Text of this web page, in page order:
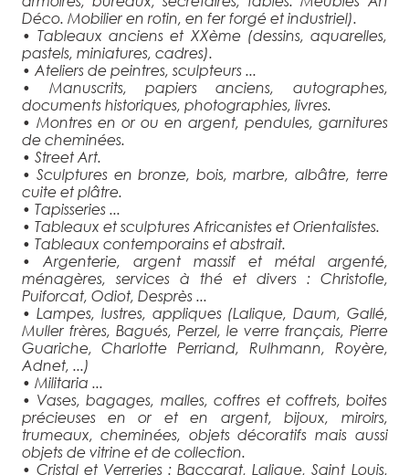
Déco. Mobilier en rotin, en fer forgé et industriel).
• Tableaux anciens et XXème (dessins, aquarelles,
pastels, miniatures, cadres).
• Ateliers de peintres, sculpteurs ...
• Manuscrits, papiers anciens, autographes,
documents historiques, photographies, livres.
• Montres en or ou en argent, pendules, garnitures
de cheminées.
• Street Art.
• Sculptures en bronze, bois, marbre, albâtre, terre
cuite et plâtre.
• Tapisseries ...
• Tableaux et sculptures Africanistes et Orientalistes.
• Tableaux contemporains et abstrait.
• Argenterie, argent massif et métal argenté,
ménagères, services à thé et divers : Christofle,
Puiforcat, Odiot, Desprès ...
• Lampes, lustres, appliques (Lalique, Daum, Gallé,
Muller frères, Bagués, Perzel, le verre français, Pierre
Guariche, Charlotte Perriand, Rulhmann, Royère,
Adnet, ...)
• Militaria ...
• Vases, bagages, malles, coffres et coffrets, boites
précieuses en or et en argent, bijoux, miroirs,
trumeaux, cheminées, objets décoratifs mais aussi
objets de vitrine et de collection.
• Cristal et Verreries : Baccarat, Lalique, Saint Louis,